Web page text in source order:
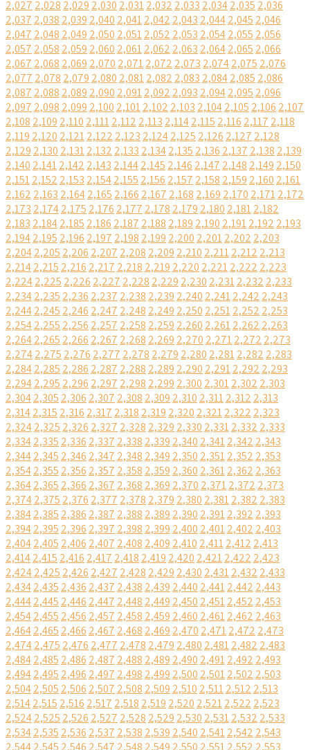
2,027 2,028 2,029 2,030 2,0312,032 2,033 2,0342,035 2,036
2,037 2,038 2,039 2,040 2,0412,042 2,043 2,0442,045 2,046
2,047 2,048 2,049 2,050 2,0512,052 2,053 2,0542,055 2,056
2,057 2,058 2,059 2,060 2,0612,062 2,063 2,0642,065 2,066
2,067 2,068 2,069 2,070 2,0712,072 2,073 2,0742,075 2,076
2,077 2,078 2,079 2,080 2,0812,082 2,083 2,0842,085 2,086
2,087 2,088 2,089 2,090 2,0912,092 2,093 2,0942,095 2,096
2,097 2,098 2,099 2,100 2,1012,102 2,103 2,1042,105 2,106 2,107
2,108 2,109 2,110 2,1112,112 2,113 2,1142,115 2,116 2,117 2,118
2,119 2,120 2,1212,122 2,123 2,1242,125 2,126 2,127 2,128
2,129 2,130 2,1312,132 2,133 2,1342,135 2,136 2,137 2,138 2,139
2,140 2,1412,142 2,143 2,1442,145 2,146 2,147 2,148 2,149 2,150
2,1512,152 2,153 2,1542,155 2,156 2,157 2,158 2,159 2,160 2,161
2,162 2,163 2,1642,165 2,166 2,167 2,168 2,169 2,170 2,1712,172
2,173 2,1742,175 2,176 2,177 2,178 2,179 2,180 2,1812,182
2,183 2,1842,185 2,186 2,187 2,188 2,189 2,190 2,1912,192 2,193
2,1942,195 2,196 2,197 2,198 2,199 2,200 2,2012,202 2,203
2,2042,205 2,206 2,207 2,208 2,209 2,210 2,2112,212 2,213
2,2142,215 2,216 2,217 2,218 2,219 2,220 2,2212,222 2,223
2,2242,225 2,226 2,227 2,228 2,229 2,230 2,2312,232 2,233
2,2342,235 2,236 2,237 2,238 2,239 2,240 2,2412,242 2,243
2,2442,245 2,246 2,247 2,248 2,249 2,250 2,2512,252 2,253
2,2542,255 2,256 2,257 2,258 2,259 2,260 2,2612,262 2,263
2,2642,265 2,266 2,267 2,268 2,269 2,270 2,2712,272 2,273
2,2742,275 2,276 2,277 2,278 2,279 2,280 2,2812,282 2,283
2,2842,285 2,286 2,287 2,288 2,289 2,290 2,2912,292 2,293
2,2942,295 2,296 2,297 2,298 2,299 2,300 2,3012,302 2,303
2,3042,305 2,306 2,307 2,308 2,309 2,310 2,3112,312 2,313
2,3142,315 2,316 2,317 2,318 2,319 2,320 2,3212,322 2,323
2,3242,325 2,326 2,327 2,328 2,329 2,330 2,3312,332 2,333
2,3342,335 2,336 2,337 2,338 2,339 2,340 2,3412,342 2,343
2,3442,345 2,346 2,347 2,348 2,349 2,350 2,3512,352 2,353
2,3542,355 2,356 2,357 2,358 2,359 2,360 2,3612,362 2,363
2,3642,365 2,366 2,367 2,368 2,369 2,370 2,3712,372 2,373
2,3742,375 2,376 2,377 2,378 2,379 2,380 2,3812,382 2,383
2,3842,385 2,386 2,387 2,388 2,389 2,390 2,3912,392 2,393
2,3942,395 2,396 2,397 2,398 2,399 2,400 2,4012,402 2,403
2,4042,405 2,406 2,407 2,408 2,409 2,410 2,4112,412 2,413
2,4142,415 2,416 2,417 2,418 2,419 2,420 2,4212,422 2,423
2,4242,425 2,426 2,427 2,428 2,429 2,430 2,4312,432 2,433
2,4342,435 2,436 2,437 2,438 2,439 2,440 2,4412,442 2,443
2,4442,445 2,446 2,447 2,448 2,449 2,450 2,4512,452 2,453
2,4542,455 2,456 2,457 2,458 2,459 2,460 2,4612,462 2,463
2,4642,465 2,466 2,467 2,468 2,469 2,470 2,4712,472 2,473
2,4742,475 2,476 2,477 2,478 2,479 2,480 2,4812,482 2,483
2,4842,485 2,486 2,487 2,488 2,489 2,490 2,4912,492 2,493
2,4942,495 2,496 2,497 2,498 2,499 2,500 2,5012,502 2,503
2,5042,505 2,506 2,507 2,508 2,509 2,510 2,5112,512 2,513
2,5142,515 2,516 2,517 2,518 2,519 2,520 2,5212,522 2,523
2,5242,525 2,526 2,527 2,528 2,529 2,530 2,5312,532 2,533
2,5342,535 2,536 2,537 2,538 2,539 2,540 2,5412,542 2,543